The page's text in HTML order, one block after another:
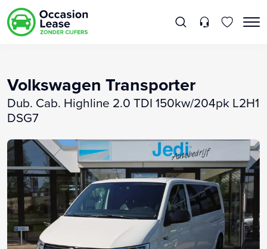
Volkswagen Transporter
Dub. Cab. Highline 2.0 TDI 150kw/204pk L2H1
DSG7